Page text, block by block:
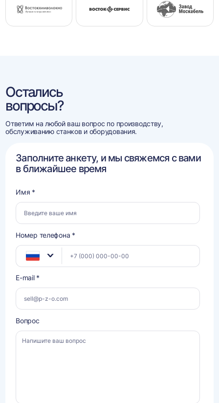
Остались
вопросы?
Ответим на любой ваш вопрос по производству,
обслуживанию станков и оборудования.
Заполните анкету, и мы свяжемся с вами
в ближайшее время
Имя *
Номер телефона *
E-mail *
Вопрос